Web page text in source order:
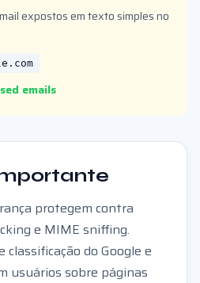
expostos em texto simples no
emails
protegem contra
e MIME sniffing.
classificação do Google e
usuários sobre páginas